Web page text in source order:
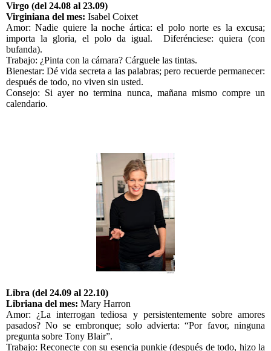
Virgo (del 24.08 al 23.09)
Virginiana del mes: Isabel Coixet
Amor: Nadie quiere la noche ártica: el polo norte es la excusa;
importa la gloria, el polo da igual.
Diferénciese: quiera (con
bufanda).
Trabajo: ¿Pinta con la cámara? Cárguele las tintas.
Bienestar: Dé vida secreta a las palabras; pero recuerde permanecer:
después de todo, no viven sin usted.
Consejo: Si ayer no termina nunca, mañana mismo compre un
calendario.
Libra (del 24.09 al 22.10)
Libriana del mes: Mary Harron
Amor: ¿La interrogan tediosa y persistentemente sobre amores
pasados? No se embronque; solo advierta: “Por favor, ninguna
pregunta sobre Tony Blair”.
Trabajo: Reconecte con su esencia punkie (después de todo, hizo la